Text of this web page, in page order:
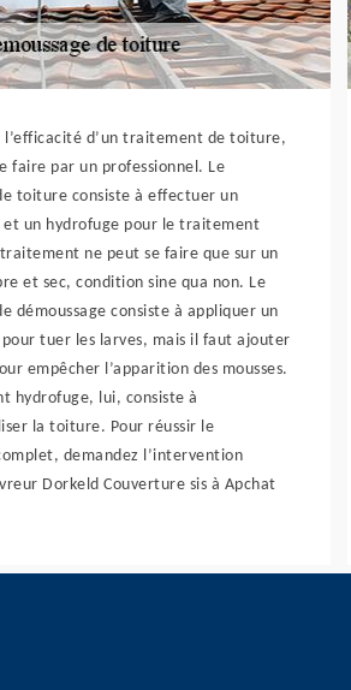
l’efficacité d’un traitement de toiture,
faire par un professionnel. Le
toiture consiste à effectuer un
et un hydrofuge pour le traitement
ne peut se faire que sur un
et sec, condition sine qua non. Le
démoussage consiste à appliquer un
pour tuer les larves, mais il faut ajouter
empêcher l’apparition des mousses.
hydrofuge, lui, consiste à
la toiture. Pour réussir le
demandez l’intervention
Dorkeld Couverture sis à Apchat